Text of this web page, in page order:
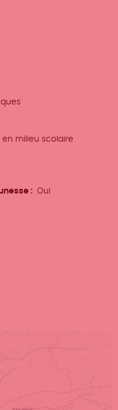
en milieu scolaire
Oui